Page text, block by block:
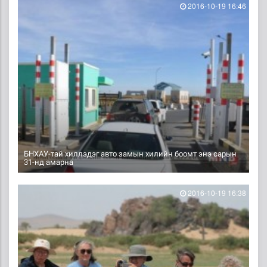
БНХАУ-тай хиллэдэг авто замын хилийн боомт энэ сарын
31-нд амарна
2016-10-19 16:46
2016-10-19 16:38